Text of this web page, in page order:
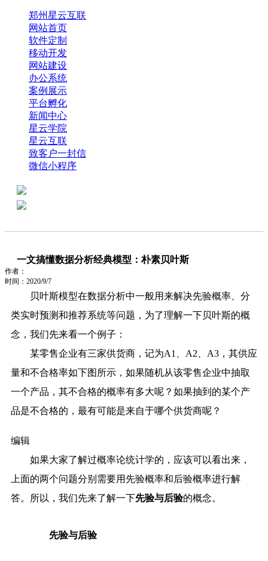
郑州星云互联
网站首页
软件定制
移动开发
网站建设
办公系统
案例展示
平台孵化
新闻中心
星云学院
星云互联
致客户一封信
微信小程序
一文搞懂数据分析经典模型：朴素贝叶斯
作者：
时间：2020/9/7
贝叶斯模型在数据分析中一般用来解决先验概率、分
类实时预测和推荐系统等问题，为了理解一下贝叶斯的概
念，我们先来看一个例子：
某零售企业有三家供货商，记为A1、A2、A3，其供应
量和不合格率如下图所示，如果随机从该零售企业中抽取
一个产品，其不合格的概率有多大呢？如果抽到的某个产
品是不合格的，最有可能是来自于哪个供货商呢？
编辑
如果大家了解过概率论统计学的，应该可以看出来，
上面的两个问题分别需要用先验概率和后验概率进行解
答。所以，我们先来了解一下先验与后验的概念。
先验与后验